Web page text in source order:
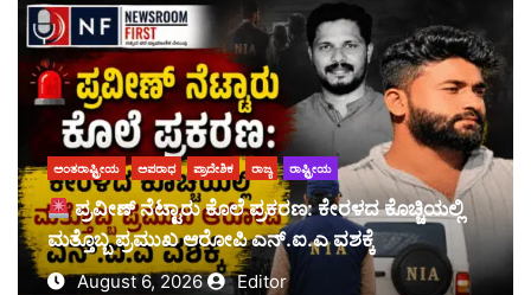
ಅಂತರಾಷ್ಟ್ರೀಯ ಅಪರಾಧ ಪ್ರಾದೇಶಿಕ ರಾಜ್ಯ ರಾಷ್ಟ್ರೀಯ
ಪ್ರವೀಣ್ ನೆಟ್ಟಾರು ಕೊಲೆ ಪ್ರಕರಣ: ಕೇರಳದ ಕೊಚ್ಚಿಯಲ್ಲಿ
ಮತ್ತೊಬ್ಬ ಪ್ರಮುಖ ಆರೋಪಿ ಎನ್.ಐ.ಎ ವಶಕ್ಕೆ
August 6, 2026 Editor